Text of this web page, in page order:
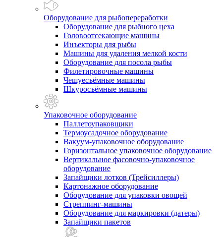
Оборудование для рыбопереработки
Оборудование для рыбного цеха
Головоотсекающие машины
Инъекторы для рыбы
Машины для удаления мелкой кости
Оборудование для посола рыбы
Филетировочные машины
Чешуесъёмные машины
Шкуросъёмные машины
Упаковочное оборудование
Паллетоупаковщики
Термоусадочное оборудование
Вакуум-упаковочное оборудование
Горизонтальное упаковочное оборудование
Вертикальное фасовочно-упаковочное
оборудование
Запайщики лотков (Трейсиллеры)
Картонажное оборудование
Оборудование для упаковки овощей
Стреппинг-машины
Оборудование для маркировки (датеры)
Запайщики пакетов